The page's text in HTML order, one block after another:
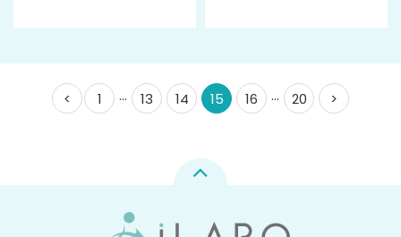
< 1 ... 13 14 15 16 ... 20 >